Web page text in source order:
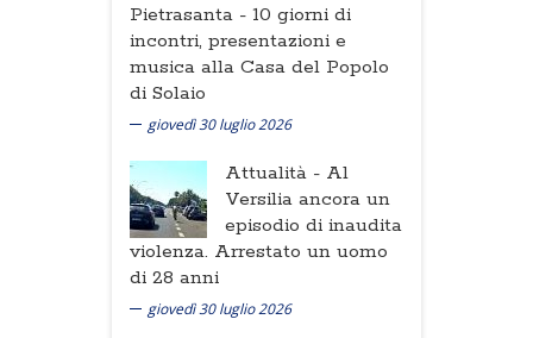
Pietrasanta - 10 giorni di
incontri, presentazioni e
musica alla Casa del Popolo
di Solaio
giovedì 30 luglio 2026
Attualità - Al
Versilia ancora un
episodio di inaudita
violenza. Arrestato un uomo
di 28 anni
giovedì 30 luglio 2026